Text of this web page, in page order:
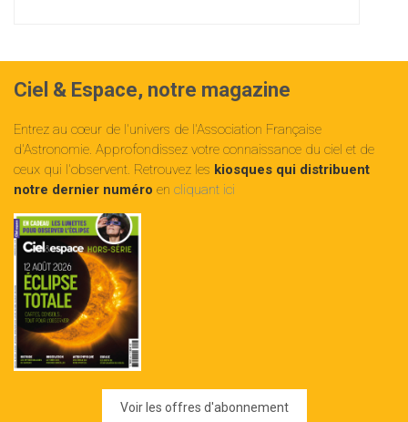
Ciel & Espace, notre magazine
Entrez au cœur de l'univers de l'Association Française
d'Astronomie. Approfondissez votre connaissance du ciel et de
ceux qui l'observent. Retrouvez les kiosques qui distribuent
notre dernier numéro en cliquant ici
Voir les offres d'abonnement